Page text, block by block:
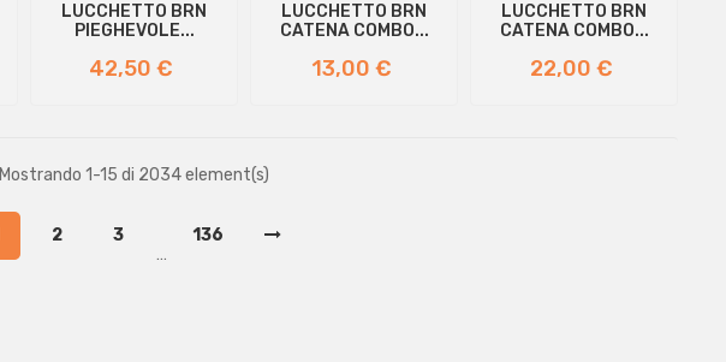
LUCCHETTO BRN
PIEGHEVOLE...
Prezzo
42,50 €
LUCCHETTO BRN
CATENA COMBO...
Prezzo
13,00 €
LUCCHETTO BRN
CATENA COMBO...
Prezzo
22,00 €
Mostrando 1-15 di 2034 element(s)
2
3
…
136